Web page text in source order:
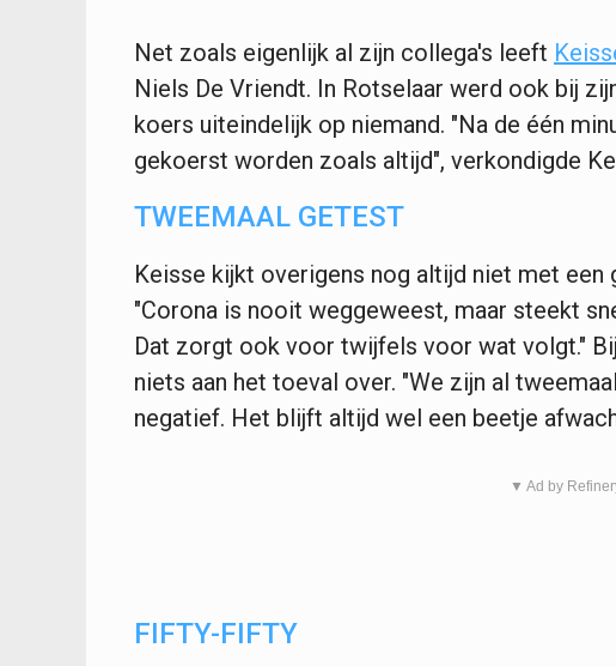
Net zoals eigenlijk al zijn collega's leeft
Niels De Vriendt. In Rotselaar werd ook bij
koers uiteindelijk op niemand. "Na de één
gekoerst worden zoals altijd", verkondigde
TWEEMAAL GETEST
Keisse kijkt overigens nog altijd niet met een
"Corona is nooit weggeweest, maar steekt
Dat zorgt ook voor twijfels voor wat volgt."
niets aan het toeval over. "We zijn al
negatief. Het blijft altijd wel een beetje
▼ Ad by
FIFTY-FIFTY